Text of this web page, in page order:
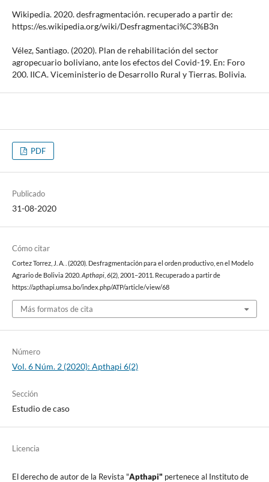
Wikipedia. 2020. desfragmentación. recuperado a partir de:
https://es.wikipedia.org/wiki/Desfragmentaci%C3%B3n
Vélez, Santiago. (2020). Plan de rehabilitación del sector
agropecuario boliviano, ante los efectos del Covid-19. En: Foro
200. IICA. Viceministerio de Desarrollo Rural y Tierras. Bolivia.
PDF
Publicado
31-08-2020
Cómo citar
Cortez Torrez, J. A. . (2020). Desfragmentación para el orden productivo, en el Modelo
Agrario de Bolivia 2020. Apthapi 6(2), 2001–2011. Recuperado a partir de
https://apthapi.umsa.bo/index.php/ATP/article/view/68
Más formatos de cita
Número
Vol. 6 Núm. 2 (2020): Apthapi 6(2)
Sección
Estudio de caso
Licencia
El derecho de autor de la Revista "Apthapi" pertenece al Instituto de